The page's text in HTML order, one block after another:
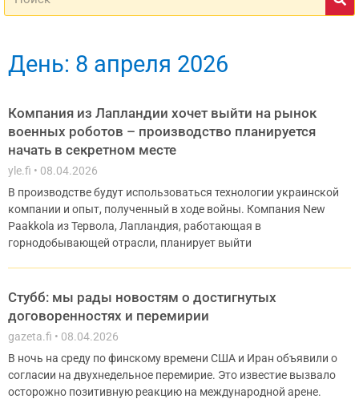
День: 8 апреля 2026
Компания из Лапландии хочет выйти на рынок
военных роботов – производство планируется
начать в секретном месте
yle.fi
08.04.2026
В производстве будут использоваться технологии украинской
компании и опыт, полученный в ходе войны. Компания New
Paakkola из Тервола, Лапландия, работающая в
горнодобывающей отрасли, планирует выйти
Стубб: мы рады новостям о достигнутых
договоренностях и перемирии
gazeta.fi
08.04.2026
В ночь на среду по финскому времени США и Иран объявили о
согласии на двухнедельное перемирие. Это известие вызвало
осторожно позитивную реакцию на международной арене.